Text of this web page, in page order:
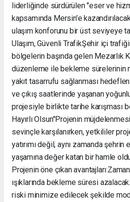
liderliğinde sürdürülen "eser ve
kapsamında Mersin’e
ulaşım konforunu bir üst seviyeye
Ulaşım, Güvenli Trafik ​Şehir içi
bölgelerin başında gelen Mezarlık
düzenleme ile bekleme sürelerinin
yakıt tasarrufu sağlanması
ve çıkış saatlerinde yaşanan
projesiyle birlikte tarihe karışması
Hayırlı Olsun" ​Projenin
sevinçle karşılanırken, yetkililer
yatırımı değil, aynı zamanda
yaşamına değer katan bir hamle
Projenin öne çıkan avantajları:
ışıklarında bekleme süresi
riski minimize edilecek şekilde